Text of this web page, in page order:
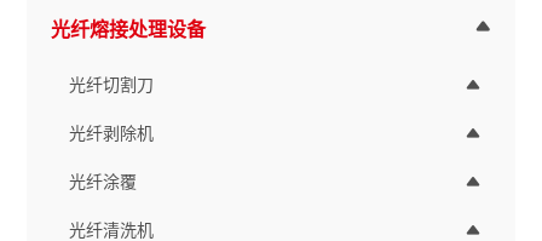
光纤熔接处理设备
光纤切割刀
光纤剥除机
光纤涂覆
光纤清洗机